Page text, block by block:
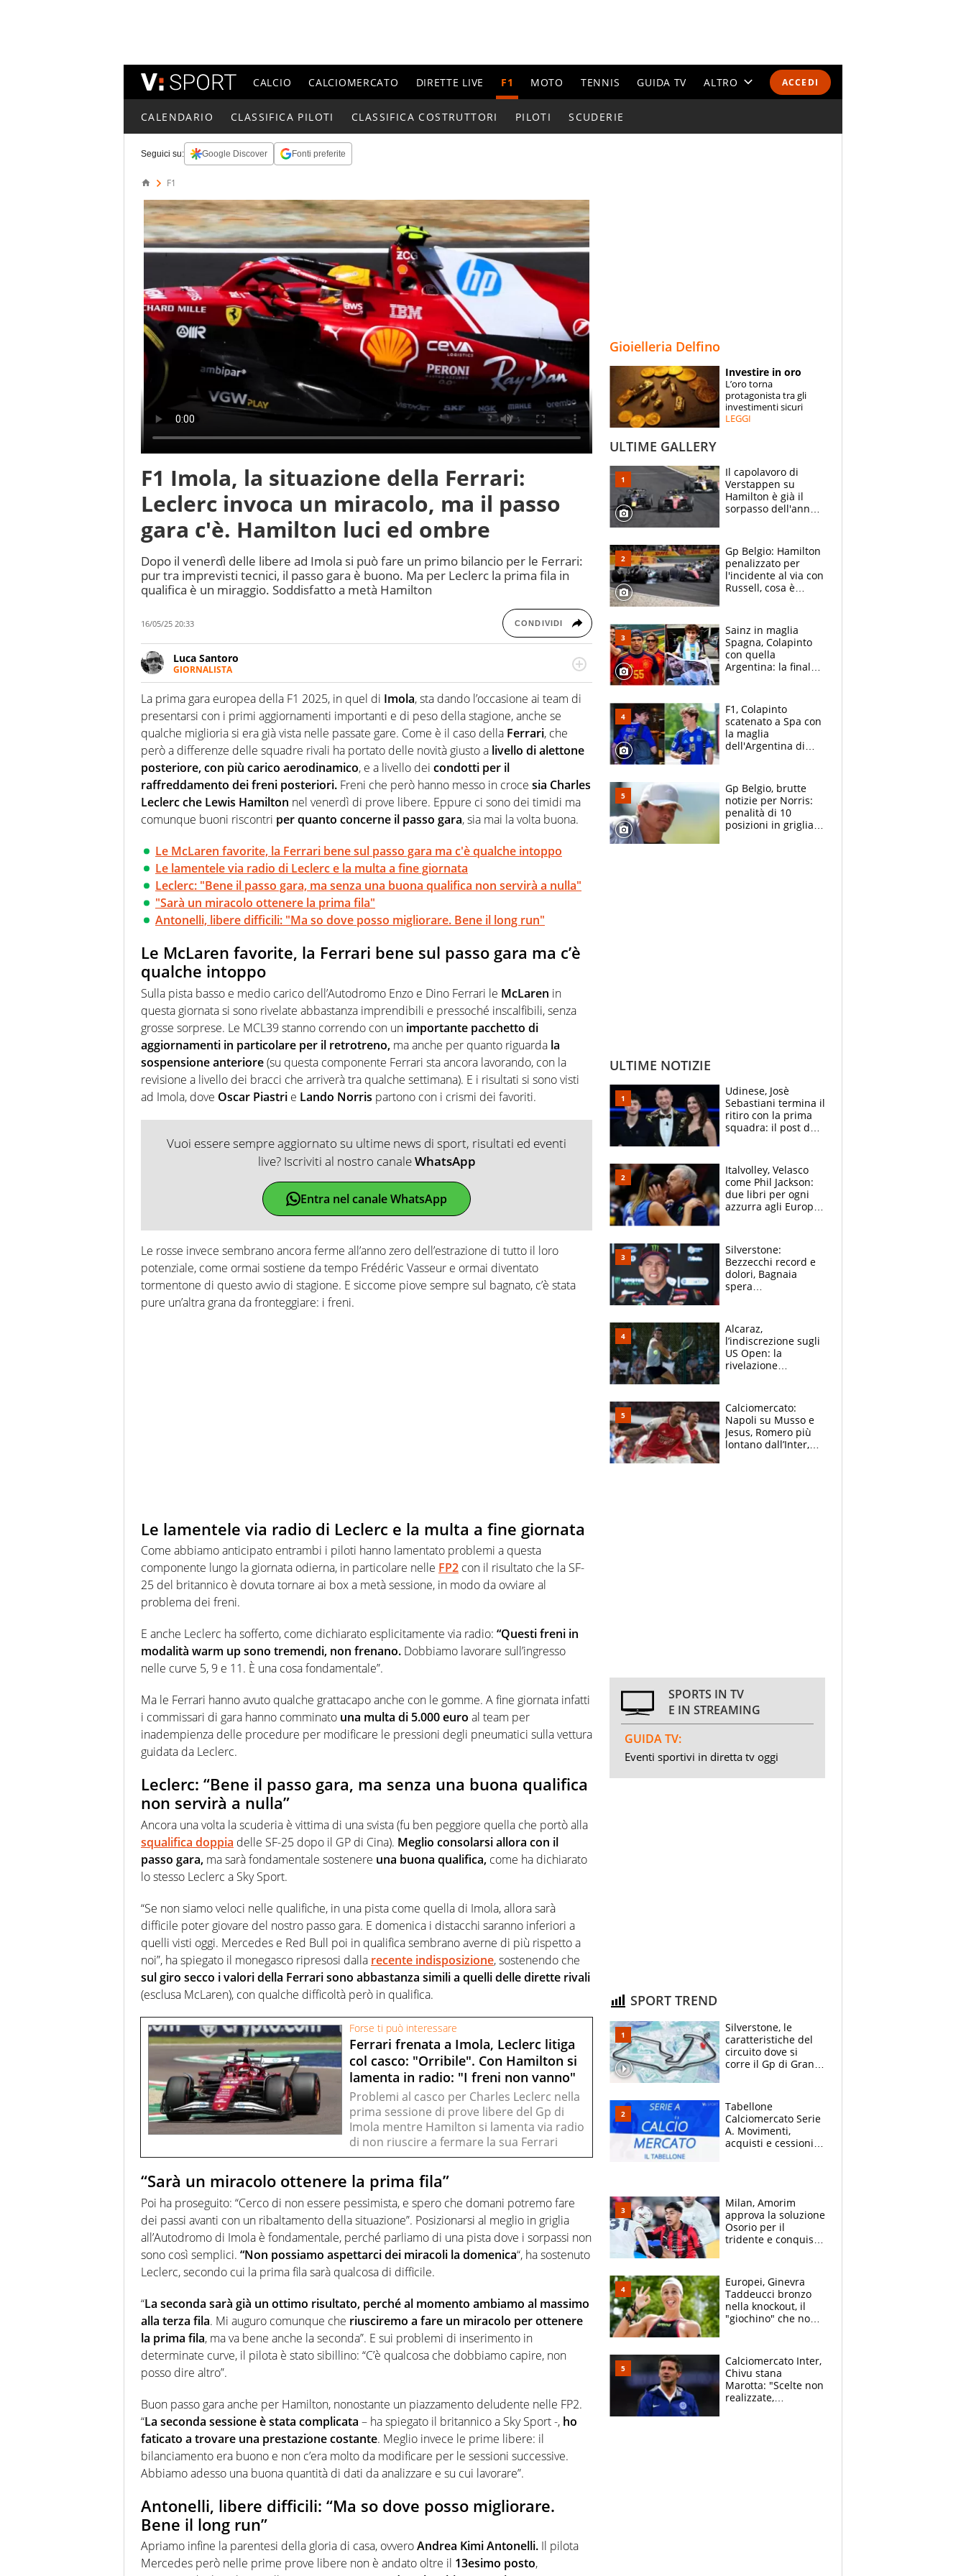
ACCEDI
CALCIO CALCIOMERCATO DIRETTE LIVE F1 MOTO TENNIS GUIDA TV ALTRO
ESPERTI
CONTATTI
CALENDARIO CLASSIFICA PILOTI CLASSIFICA COSTRUTTORI PILOTI SCUDERIE
Seguici su: Google Discover Fonti preferite
F1
F1 Imola, la situazione della Ferrari:
Leclerc invoca un miracolo, ma il passo
gara c'è. Hamilton luci ed ombre
Dopo il venerdì delle libere ad Imola si può fare un primo bilancio per le Ferrari:
pur tra imprevisti tecnici, il passo gara è buono. Ma per Leclerc la prima fila in
qualifica è un miraggio. Soddisfatto a metà Hamilton
16/05/25 20:33 CONDIVIDI
Luca Santoro
GIORNALISTA
Esperto di Motorsport ma, più in generale, appassionato di tutto ciò che sia Sport,
anche senza il Motor. Dà il meglio di sé quando la strada fa largo alle due o alle
quattro ruote
La prima gara europea della F1 2025, in quel di Imola, sta dando l’occasione ai team di
presentarsi con i primi aggiornamenti importanti e di peso della stagione, anche se
qualche miglioria si era già vista nelle passate gare. Come è il caso della Ferrari, che
però a differenze delle squadre rivali ha portato delle novità giusto a livello di alettone
posteriore, con più carico aerodinamico, e a livello dei condotti per il
raffreddamento dei freni posteriori. Freni che però hanno messo in croce sia Charles
Leclerc che Lewis Hamilton nel venerdì di prove libere. Eppure ci sono dei timidi ma
comunque buoni riscontri per quanto concerne il passo gara, sia mai la volta buona.
Le McLaren favorite, la Ferrari bene sul passo gara ma c'è qualche intoppo
Le lamentele via radio di Leclerc e la multa a fine giornata
Leclerc: "Bene il passo gara, ma senza una buona qualifica non servirà a nulla"
"Sarà un miracolo ottenere la prima fila"
Antonelli, libere difficili: "Ma so dove posso migliorare. Bene il long run"
Le McLaren favorite, la Ferrari bene sul passo gara ma c’è
qualche intoppo
Sulla pista basso e medio carico dell’Autodromo Enzo e Dino Ferrari le McLaren in
questa giornata si sono rivelate abbastanza imprendibili e pressoché inscalfibili, senza
grosse sorprese. Le MCL39 stanno correndo con un importante pacchetto di
aggiornamenti in particolare per il retrotreno, ma anche per quanto riguarda la
sospensione anteriore(su questa componente Ferrari sta ancora lavorando, con la
revisione a livello dei bracci che arriverà tra qualche settimana). E i risultati si sono visti
ad Imola, dove Oscar Piastri e Lando Norris partono con i crismi dei favoriti.
Vuoi essere sempre aggiornato su ultime news di sport, risultati ed eventi
live? Iscriviti al nostro canaleWhatsApp
Entra nel canale WhatsApp
Le rosse invece sembrano ancora ferme all’anno zero dell’estrazione di tutto il loro
potenziale, come ormai sostiene da tempo Frédéric Vasseur e ormai diventato
tormentone di questo avvio di stagione. E siccome piove sempre sul bagnato, c’è stata
pure un’altra grana da fronteggiare: i freni.
Le lamentele via radio di Leclerc e la multa a fine giornata
Come abbiamo anticipato entrambi i piloti hanno lamentato problemi a questa
componente lungo la giornata odierna, in particolare nelle FP2 con il risultato che la SF-
25 del britannico è dovuta tornare ai box a metà sessione, in modo da ovviare al
problema dei freni.
E anche Leclerc ha sofferto, come dichiarato esplicitamente via radio: “Questi freni in
modalità warm up sono tremendi, non frenano. Dobbiamo lavorare sull’ingresso
nelle curve 5, 9 e 11. È una cosa fondamentale”.
Ma le Ferrari hanno avuto qualche grattacapo anche con le gomme. A fine giornata infatti
i commissari di gara hanno comminato una multa di 5.000 euro al team per
inadempienza delle procedure per modificare le pressioni degli pneumatici sulla vettura
guidata da Leclerc.
Leclerc: “Bene il passo gara, ma senza una buona qualifica
non servirà a nulla”
Ancora una volta la scuderia è vittima di una svista (fu ben peggiore quella che portò alla
squalifica doppia delle SF-25 dopo il GP di Cina). Meglio consolarsi allora con il
passo gara, ma sarà fondamentale sostenere una buona qualifica, come ha dichiarato
lo stesso Leclerc a Sky Sport.
“Se non siamo veloci nelle qualifiche, in una pista come quella di Imola, allora sarà
difficile poter giovare del nostro passo gara. E domenica i distacchi saranno inferiori a
quelli visti oggi. Mercedes e Red Bull poi in qualifica sembrano averne di più rispetto a
noi”, ha spiegato il monegasco ripresosi dalla recente indisposizione, sostenendo che
sul giro secco i valori della Ferrari sono abbastanza simili a quelli delle dirette rivali
(esclusa McLaren), con qualche difficoltà però in qualifica.
Forse ti può interessare
Ferrari frenata a Imola, Leclerc litiga
col casco: "Orribile". Con Hamilton si
lamenta in radio: "I freni non vanno"
Problemi al casco per Charles Leclerc nella
prima sessione di prove libere del Gp di
Imola mentre Hamilton si lamenta via radio
di non riuscire a fermare la sua Ferrari
“Sarà un miracolo ottenere la prima fila”
Poi ha proseguito: “Cerco di non essere pessimista, e spero che domani potremo fare
dei passi avanti con un ribaltamento della situazione”. Posizionarsi al meglio in griglia
all’Autodromo di Imola è fondamentale, perché parliamo di una pista dove i sorpassi non
sono così semplici. “Non possiamo aspettarci dei miracoli la domenica“, ha sostenuto
Leclerc, secondo cui la prima fila sarà qualcosa di difficile.
“La seconda sarà già un ottimo risultato, perché al momento ambiamo al massimo
alla terza fila. Mi auguro comunque che riusciremo a fare un miracolo per ottenere
la prima fila, ma va bene anche la seconda”. E sui problemi di inserimento in
determinate curve, il pilota è stato sibillino: “C’è qualcosa che dobbiamo capire, non
posso dire altro”.
Buon passo gara anche per Hamilton, nonostante un piazzamento deludente nelle FP2.
“La seconda sessione è stata complicata – ha spiegato il britannico a Sky Sport -, ho
faticato a trovare una prestazione costante. Meglio invece le prime libere: il
bilanciamento era buono e non c’era molto da modificare per le sessioni successive.
Abbiamo adesso una buona quantità di dati da analizzare e su cui lavorare”.
Antonelli, libere difficili: “Ma so dove posso migliorare.
Bene il long run”
Apriamo infine la parentesi della gloria di casa, ovveroAndrea Kimi Antonelli. Il pilota
Mercedes però nelle prime prove libere non è andato oltre il 13esimo posto,
Gioielleria Delfino
Investire in oro
L’oro torna
protagonista tra gli
investimenti sicuri
LEGGI
ULTIME GALLERY
Il capolavoro di
Verstappen su
Hamilton è già il
sorpasso dell'anno:
2021
Gp Belgio: Hamilton
penalizzato per
l'incidente al via con
Russell, cosa è
Sainz in maglia
Spagna, Colapinto
con quella
Argentina: la finale
vede l'ora
F1, Colapinto
scatenato a Spa con
la maglia
dell'Argentina di
le parolacce"
Gp Belgio, brutte
notizie per Norris:
penalità di 10
posizioni in griglia,
ULTIME NOTIZIE
Udinese, Josè
Sebastiani termina il
ritiro con la prima
squadra: il post del
sfondo
Italvolley, Velasco
come Phil Jackson:
due libri per ogni
azzurra agli Europei.
Silverstone:
Bezzecchi record e
dolori, Bagnaia
spera
e vota Aprilia
Alcaraz,
l’indiscrezione sugli
US Open: la
rivelazione
B. Rune verso la
rinuncia
Calciomercato:
Napoli su Musso e
Jesus, Romero più
lontano dall’Inter,
SPORTS IN TV
E IN STREAMING
GUIDA TV:
Eventi sportivi in diretta tv oggi
SPORT TREND
Silverstone, le
caratteristiche del
circuito dove si
corre il Gp di Gran
Tabellone
Calciomercato Serie
A. Movimenti,
acquisti e cessioni:
Milan, Amorim
approva la soluzione
Osorio per il
tridente e conquista
Allegri
Europei, Ginevra
Taddeucci bronzo
nella knockout, il
"giochino" che non
Calciomercato Inter,
Chivu stana
Marotta: "Scelte non
realizzate,